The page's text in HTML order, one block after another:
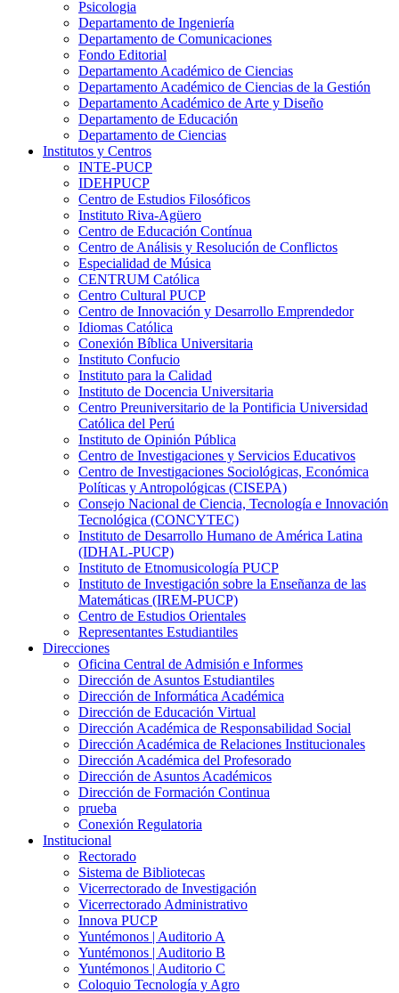
Psicologia
Departamento de Ingeniería
Departamento de Comunicaciones
Fondo Editorial
Departamento Académico de Ciencias
Departamento Académico de Ciencias de la Gestión
Departamento Académico de Arte y Diseño
Departamento de Educación
Departamento de Ciencias
Institutos y Centros
INTE-PUCP
IDEHPUCP
Centro de Estudios Filosóficos
Instituto Riva-Agüero
Centro de Educación Contínua
Centro de Análisis y Resolución de Conflictos
Especialidad de Música
CENTRUM Católica
Centro Cultural PUCP
Centro de Innovación y Desarrollo Emprendedor
Idiomas Católica
Conexión Bíblica Universitaria
Instituto Confucio
Instituto para la Calidad
Instituto de Docencia Universitaria
Centro Preuniversitario de la Pontificia Universidad
Católica del Perú
Instituto de Opinión Pública
Centro de Investigaciones y Servicios Educativos
Centro de Investigaciones Sociológicas, Económica
Políticas y Antropológicas (CISEPA)
Consejo Nacional de Ciencia, Tecnología e Innovación
Tecnológica (CONCYTEC)
Instituto de Desarrollo Humano de América Latina
(IDHAL-PUCP)
Instituto de Etnomusicología PUCP
Instituto de Investigación sobre la Enseñanza de las
Matemáticas (IREM-PUCP)
Centro de Estudios Orientales
Representantes Estudiantiles
Direcciones
Oficina Central de Admisión e Informes
Dirección de Asuntos Estudiantiles
Dirección de Informática Académica
Dirección de Educación Virtual
Dirección Académica de Responsabilidad Social
Dirección Académica de Relaciones Institucionales
Dirección Académica del Profesorado
Dirección de Asuntos Académicos
Dirección de Formación Continua
prueba
Conexión Regulatoria
Institucional
Rectorado
Sistema de Bibliotecas
Vicerrectorado de Investigación
Vicerrectorado Administrativo
Innova PUCP
Yuntémonos | Auditorio A
Yuntémonos | Auditorio B
Yuntémonos | Auditorio C
Coloquio Tecnología y Agro